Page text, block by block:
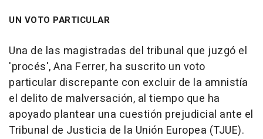
UN VOTO PARTICULAR
Una de las magistradas del tribunal que juzgó el
'procés', Ana Ferrer, ha suscrito un voto
particular discrepante con excluir de la amnistía
el delito de malversación, al tiempo que ha
apoyado plantear una cuestión prejudicial ante el
Tribunal de Justicia de la Unión Europea (TJUE).